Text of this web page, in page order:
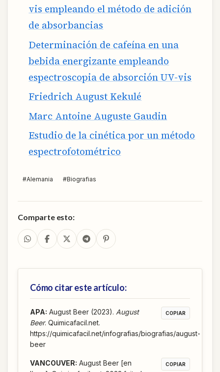
vis empleando el método de adición
de absorbancias
Determinación de cafeína en una
bebida energizante empleando
espectroscopia de absorción UV-vis
Friedrich August Kekulé
Marc Antoine Auguste Gaudin
Estudio de la cinética por un método
espectrofotométrico
#Alemania #Biografias
Comparte esto:
Cómo citar este artículo:
APA: August Beer (2023). August
Beer. Quimicafacil.net.
https://quimicafacil.net/infografias/biografias/august-
beer
COPIAR
VANCOUVER: August Beer [en
COPIAR